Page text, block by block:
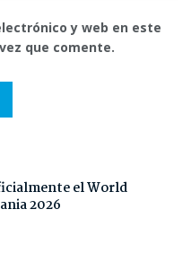
y web en este
que comente.
el World
2026